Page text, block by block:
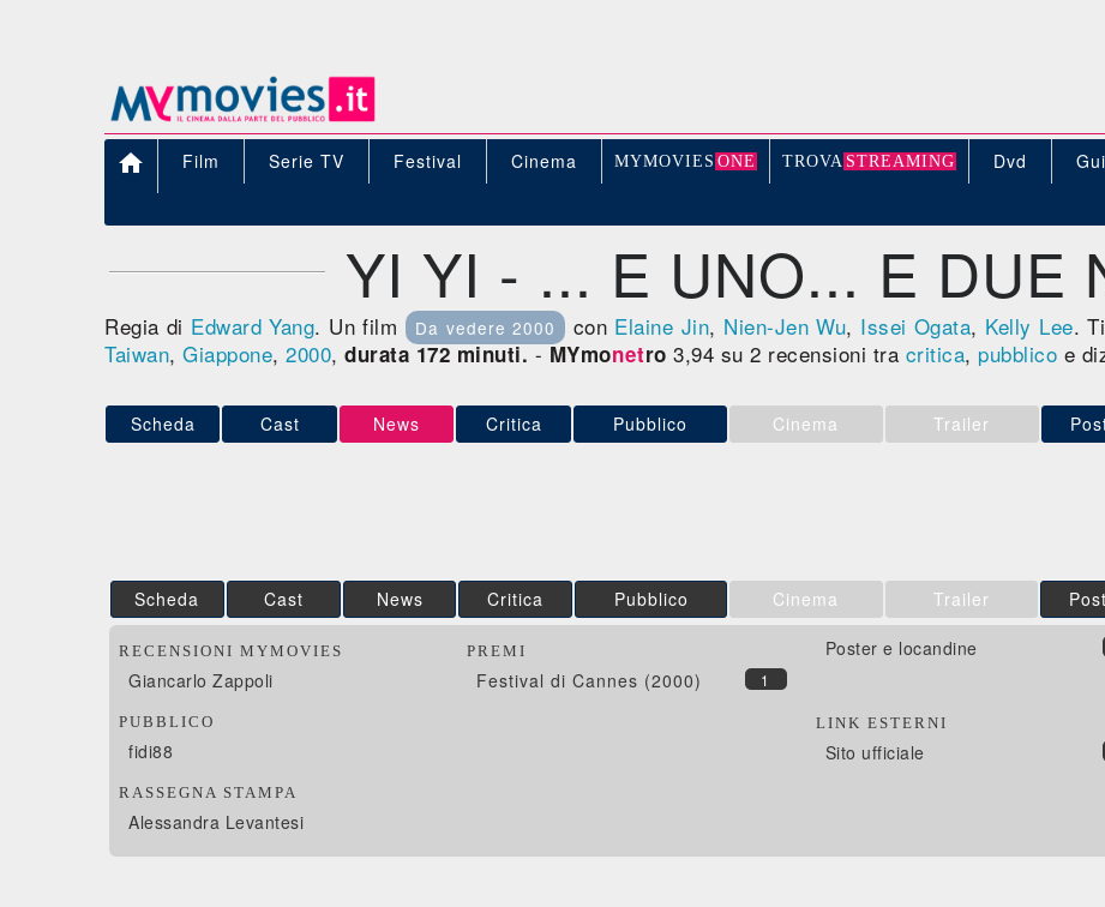
 Film Serie TV Festival Cinema MYMOVIE S ONE TROVA STREAMING Dvd
YI YI - ... E UNO... E DUE
Regia di Edward Yang. Un film Da vedere 2000 con Elaine Jin, Nien-Jen Wu, Issei Ogata, Kelly Lee.
Taiwan, Giappone, 2000, durata 172 minuti.-MYmonetro 3,94 su 2 recensioni tra critica, pubblico e
Scheda Cast News Critica Pubblico Cinema Trailer
Scheda Cast News Critica Pubblico Cinema Trailer
RECENSIONI MYMOVIES
Giancarlo Zappoli
PUBBLICO
fidi88
RASSEGNA STAMPA
Alessandra Levantesi
PREMI
1
Festival di Cannes (2000)
Poster e locandine
LINK ESTERNI
Sito ufficiale